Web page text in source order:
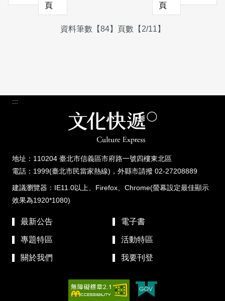
頁
頁
資料筆數【84】頁數【2/11】
:::
地址：110204 臺北市信義區市府路一號四樓東北區
電話：1999(臺北市民當家熱線)，外縣市請撥 02-27208889
建議瀏覽器：IE11.0以上、Firefox、Chrome(螢幕設定最佳顯示
效果為1920*1080)
最新公告 電子書
專題特區 活動特區
關於我們 我要刊登